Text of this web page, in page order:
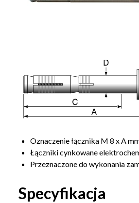
Oznaczenie łącznika M 8 x A
Łączniki cynkowane
Przeznaczone do wykonania
Specyfikacja